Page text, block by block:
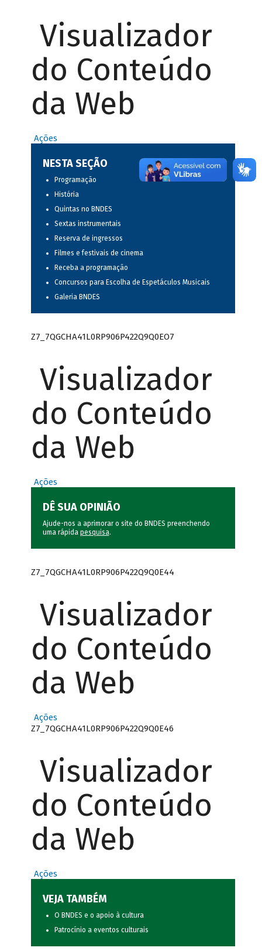
Visualizador
do Conteúdo
da Web
Ações
NESTA SEÇÃO
Programação
História
Quintas no BNDES
Sextas instrumentais
Reserva de ingressos
Filmes e festivais de cinema
Receba a programação
Concursos para Escolha de Espetáculos Musicais
Galeria BNDES
Z7_7QGCHA41L0RP906P422Q9Q0EO7
Visualizador
do Conteúdo
da Web
Ações
DÊ SUA OPINIÃO
Ajude-nos a aprimorar o site do BNDES preenchendo
uma rápida pesquisa.
Z7_7QGCHA41L0RP906P422Q9Q0E44
Visualizador
do Conteúdo
da Web
Ações
Z7_7QGCHA41L0RP906P422Q9Q0E46
Visualizador
do Conteúdo
da Web
Ações
VEJA TAMBÉM
O BNDES e o apoio à cultura
Patrocínio a eventos culturais